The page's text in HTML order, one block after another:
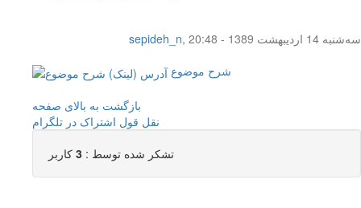
sepideh_n,
سه‌شنبه 14 اردیبهشت 1389 - 20:48
شرح موضوع
بازگشت به بالای صفحه
نقل قول اشتراک در تلگرام
تشکر شده توسط : 3 کاربر